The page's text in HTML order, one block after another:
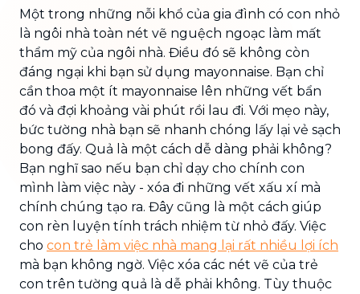
Một trong những nỗi khổ của gia đình có con nhỏ
là ngôi nhà toàn nét vẽ nguệch ngoạc làm mất
thẩm mỹ của ngôi nhà. Điều đó sẽ không còn
đáng ngại khi bạn sử dụng mayonnaise. Bạn chỉ
cần thoa một ít mayonnaise lên những vết bẩn
đó và đợi khoảng vài phút rồi lau đi. Với mẹo này,
bức tường nhà bạn sẽ nhanh chóng lấy lại vẻ sạch
bong đấy. Quả là một cách dễ dàng phải không?
Bạn nghĩ sao nếu bạn chỉ dạy cho chính con
mình làm việc này - xóa đi những vết xấu xí mà
chính chúng tạo ra. Đây cũng là một cách giúp
con rèn luyện tính trách nhiệm từ nhỏ đấy. Việc
cho con trẻ làm việc nhà mang lại rất nhiều lợi ích
mà bạn không ngờ. Việc xóa các nét vẽ của trẻ
con trên tường quả là dễ phải không. Tùy thuộc